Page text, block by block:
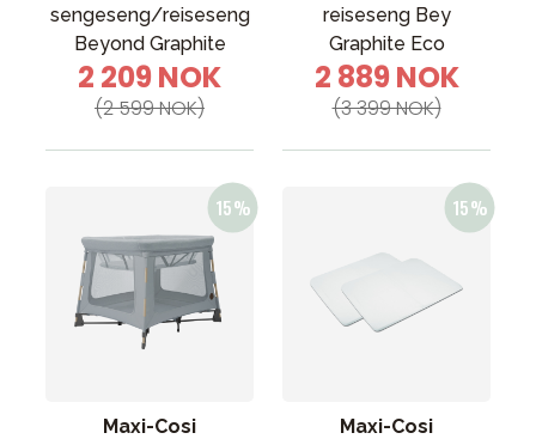
sengeseng/reiseseng
Beyond Graphite
2 209 NOK
(2 599 NOK)
reiseseng Bey
Graphite Eco
2 889 NOK
(3 399 NOK)
Maxi-Cosi
Maxi-Cosi